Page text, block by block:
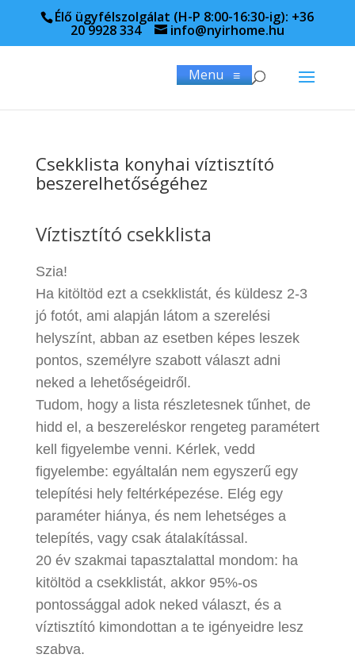
Élő ügyfélszolgálat (H-P 8:00-16:30-ig): +36
20 9928 334 info@nyirhome.hu
Menu≡
Csekklista konyhai víztisztító
beszerelhetőségéhez
csekklista
Víztisztító csekklista
Szia!
Ha kitöltöd ezt a csekklistát, és küldesz 2-3
jó fotót, ami alapján látom a szerelési
helyszínt, abban az esetben képes leszek
pontos, személyre szabott választ adni
neked a lehetőségeidről.
Tudom, hogy a lista részletesnek tűnhet, de
hidd el, a beszereléskor rengeteg paramétert
kell figyelembe venni. Kérlek, vedd
figyelembe: egyáltalán nem egyszerű egy
telepítési hely feltérképezése. Elég egy
paraméter hiánya, és nem lehetséges a
telepítés, vagy csak átalakítással.
20 év szakmai tapasztalattal mondom: ha
kitöltöd a csekklistát, akkor 95%-os
pontossággal adok neked választ, és a
víztisztító kimondottan a te igényeidre lesz
szabva.